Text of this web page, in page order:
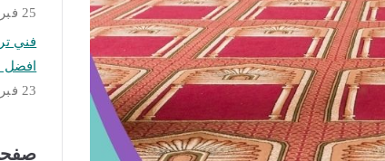
25 فبراير، 2025
افضل
23 فبراير، 2025